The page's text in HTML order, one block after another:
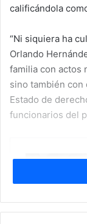
calificándola
“Ni siquiera ha
Orlando
familia con actos
sino también
Estado de
funcionarios del